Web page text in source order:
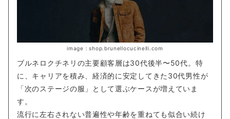
image：shop.brunellocucinelli.com
ブルネロクチネリの主要顧客層は30代後半〜50代。特
に、キャリアを積み、経済的に安定してきた30代男性が
「次のステージの服」として選ぶケースが増えていま
す。
流行に左右されない普遍性や年齢を重ねても似合い続け